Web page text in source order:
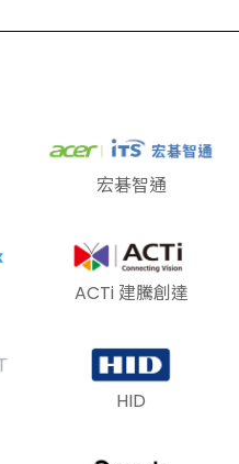
宏碁智通
ACTi 建騰創達
HID